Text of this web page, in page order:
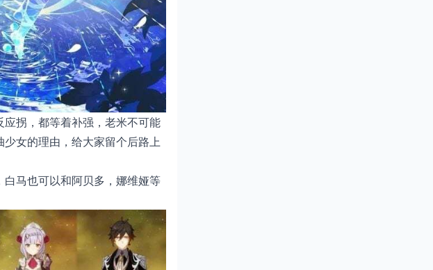
拐，都等着补强，老米不可能
女的理由，给大家留个后路上
马也可以和阿贝多，娜维娅等